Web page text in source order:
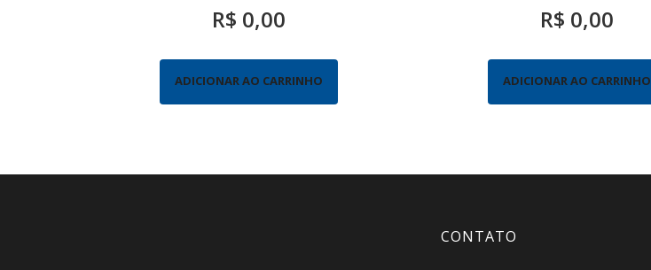
R$ 0,00
ADICIONAR AO CARRINHO
R$ 0,00
ADICIONAR AO CARRINHO
CONTATO